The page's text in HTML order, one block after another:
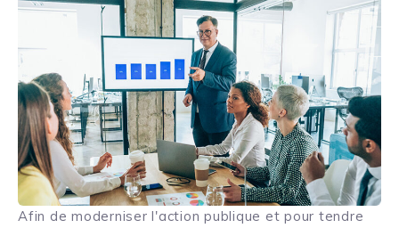
Afin de moderniser l'action publique et pour tendre